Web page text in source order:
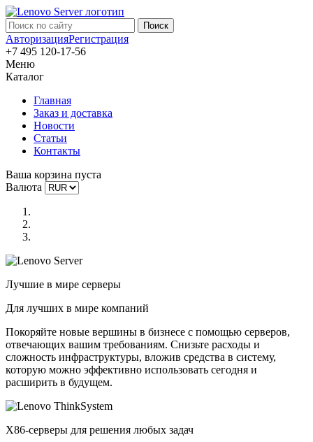
АвторизацияРегистрация
+7 495 120-17-56
Меню
Каталог
Главная
Заказ и доставка
Новости
Статьи
Контакты
Ваша корзина пуста
Валюта
Лучшие в мире серверы
Для лучших в мире компаний
Покоряйте новые вершины в бизнесе с помощью серверов,
отвечающих вашим требованиям. Снизьте расходы и
сложность инфраструктуры, вложив средства в систему,
которую можно эффективно использовать сегодня и
расширить в будущем.
X86-серверы для решения любых задач